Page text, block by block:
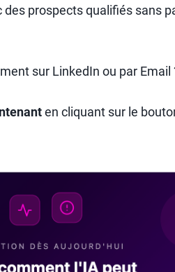
prospects qualifiés sans
sur LinkedIn ou par Email
en cliquant sur le